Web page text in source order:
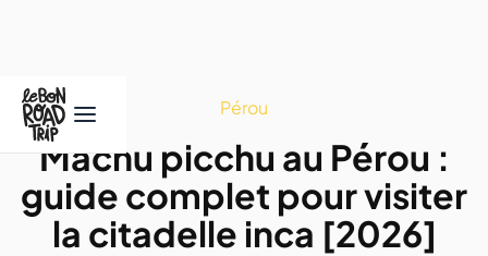
Pérou
Machu picchu au Pérou :
guide complet pour visiter
la citadelle inca [2026]